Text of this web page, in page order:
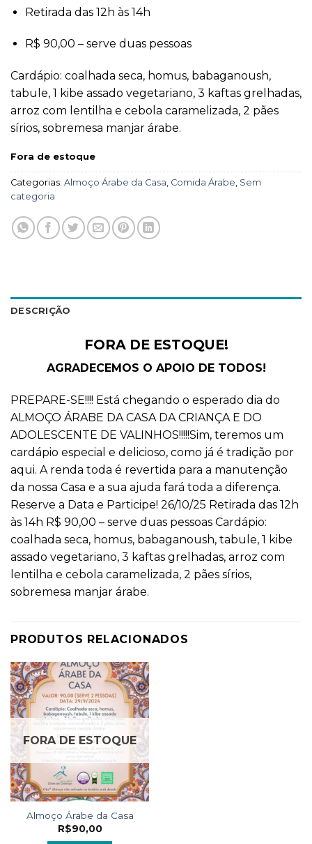
Retirada das 12h às 14h
R$ 90,00 – serve duas pessoas
Cardápio: coalhada seca, homus, babaganoush,
tabule, 1 kibe assado vegetariano, 3 kaftas grelhadas,
arroz com lentilha e cebola caramelizada, 2 pães
sírios, sobremesa manjar árabe.
Fora de estoque
Categorias: Almoço Árabe da Casa Comida Árabe Sem
categoria
DESCRIÇÃO
FORA DE ESTOQUE!
AGRADECEMOS O APOIO DE TODOS!
PREPARE-SE!!!! Está chegando o esperado dia do
ALMOÇO ÁRABE DA CASA DA CRIANÇA E DO
ADOLESCENTE DE VALINHOS!!!!!Sim, teremos um
cardápio especial e delicioso, como já é tradição por
aqui. A renda toda é revertida para a manutenção
da nossa Casa e a sua ajuda fará toda a diferença.
Reserve a Data e Participe! 26/10/25 Retirada das 12h
às 14h R$ 90,00 – serve duas pessoas Cardápio:
coalhada seca, homus, babaganoush, tabule, 1 kibe
assado vegetariano, 3 kaftas grelhadas, arroz com
lentilha e cebola caramelizada, 2 pães sírios,
sobremesa manjar árabe.
PRODUTOS RELACIONADOS
FORA DE ESTOQUE
Almoço Árabe da Casa
R$90,00